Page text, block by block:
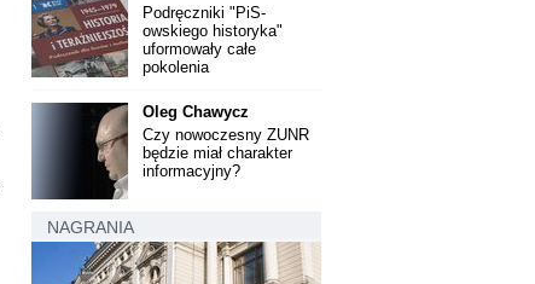
Podręczniki "PiS-
owskiego historyka"
uformowały całe
pokolenia
Oleg Chawycz
Czy nowoczesny ZUNR
będzie miał charakter
informacyjny?
NAGRANIA